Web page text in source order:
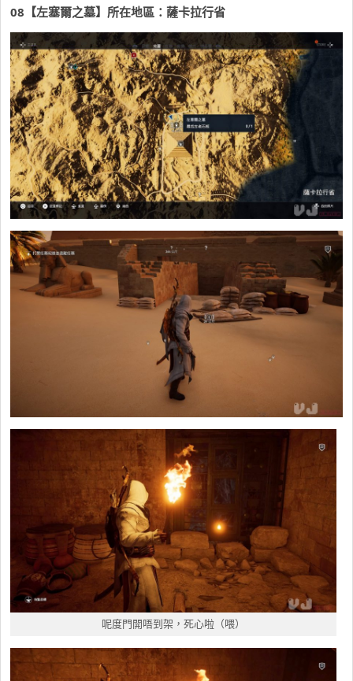
08 【左塞爾之墓】所在地區：薩卡拉行省
呢度門開唔到架，死心啦（喂）